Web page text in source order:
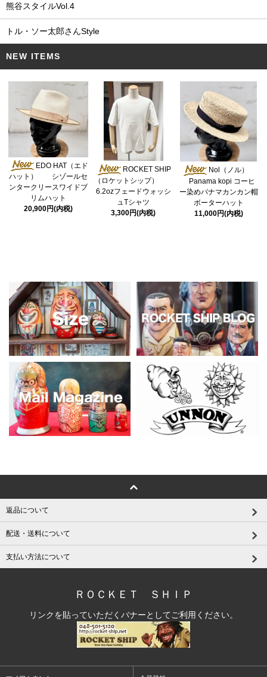
熊谷スタイルVol.4
トル・ソー太郎さんStyle
NEW ITEMS
EDO HAT（エド
ハット） シゾールセ
ンタークリースワイドブ
リムハット
20,900円(内税)
ROCKET SHIP
（ロケットシップ）
6.2ozフェードウォッシ
ュTシャツ
3,300円(内税)
Nol（ノル）
Panama kopi コーヒ
ー染めパナマカンカン帽
ボーターハット
11,000円(内税)
返品について
配送・送料について
支払い方法について
ＲＯＣＫＥＴ ＳＨＩＰ
リンクを貼っていただくバナーとしてご利用ください。